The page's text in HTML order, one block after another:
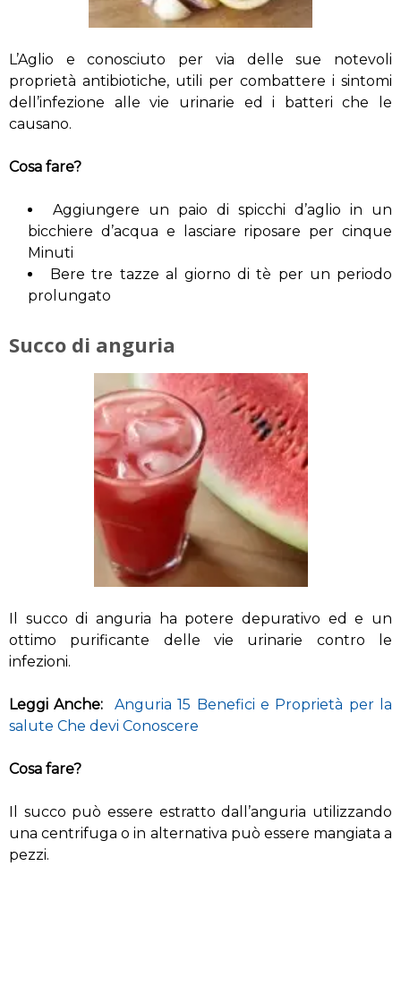
L’Aglio e conosciuto per via delle sue notevoli
proprietà antibiotiche, utili per combattere i sintomi
dell’infezione alle vie urinarie ed i batteri che le
causano.
Cosa fare?
Aggiungere un paio di spicchi d’aglio in un
bicchiere d’acqua e lasciare riposare per cinque
Minuti
Bere tre tazze al giorno di tè per un periodo
prolungato
Succo di anguria
Il succo di anguria ha potere depurativo ed e un
ottimo purificante delle vie urinarie contro le
infezioni.
Leggi Anche:
Anguria 15 Benefici e Proprietà per la
salute Che devi Conoscere
Cosa fare?
Il succo può essere estratto dall’anguria utilizzando
una centrifuga o in alternativa può essere mangiata a
pezzi.